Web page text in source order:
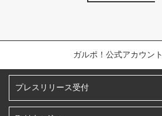
ガルポ！公式アカウント
プレスリリース受付